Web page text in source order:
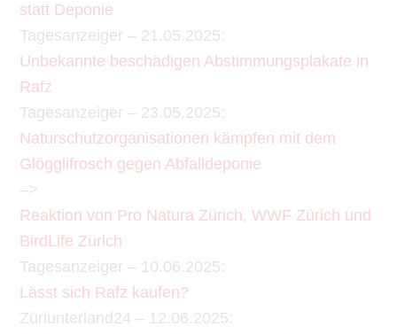
statt Deponie
Tagesanzeiger – 21.05.2025:
Unbekannte beschädigen Abstimmungsplakate in
Rafz
Tagesanzeiger – 23.05.2025:
Naturschutzorganisationen kämpfen mit dem
Glögglifrosch gegen Abfalldeponie
–>
Reaktion von Pro Natura Zürich, WWF Zürich und
BirdLife Zürich
Tagesanzeiger – 10.06.2025:
Lässt sich Rafz kaufen?
Züriunterland24 – 12.06.2025: